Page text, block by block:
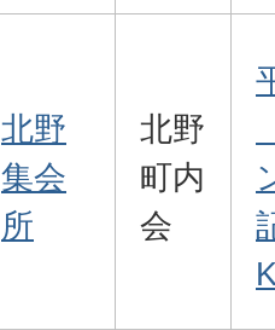
北野
集会
所
北野
町内
会